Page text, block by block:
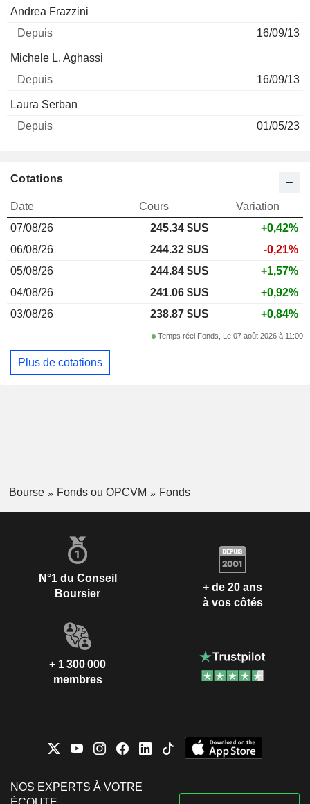
Nom Depuis
Andrea Frazzini
16/09/13
Michele L. Aghassi
16/09/13
Laura Serban
01/05/23
Cotations
Date Cours
Variation
07/08/26
245.34 $US
+0,42%
06/08/26
244.32 $US
-0,21%
05/08/26
244.84 $US
+1,57%
04/08/26
241.06 $US
+0,92%
03/08/26
238.87 $US +0,84%
Temps réel Fonds, Le 07 août 2026 à 11:00
Plus de cotations
Bourse Fonds ou OPCVM Fonds
N°1 du Conseil
Boursier
+ de 20 ans
à vos côtés
+ 1 300 000
membres
NOS EXPERTS À VOTRE